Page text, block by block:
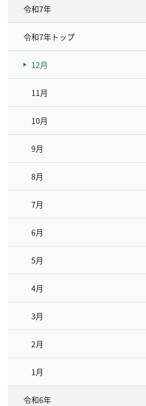
令和7年
令和7年トップ
12月
11月
10月
9月
8月
7月
6月
5月
4月
3月
2月
1月
令和6年